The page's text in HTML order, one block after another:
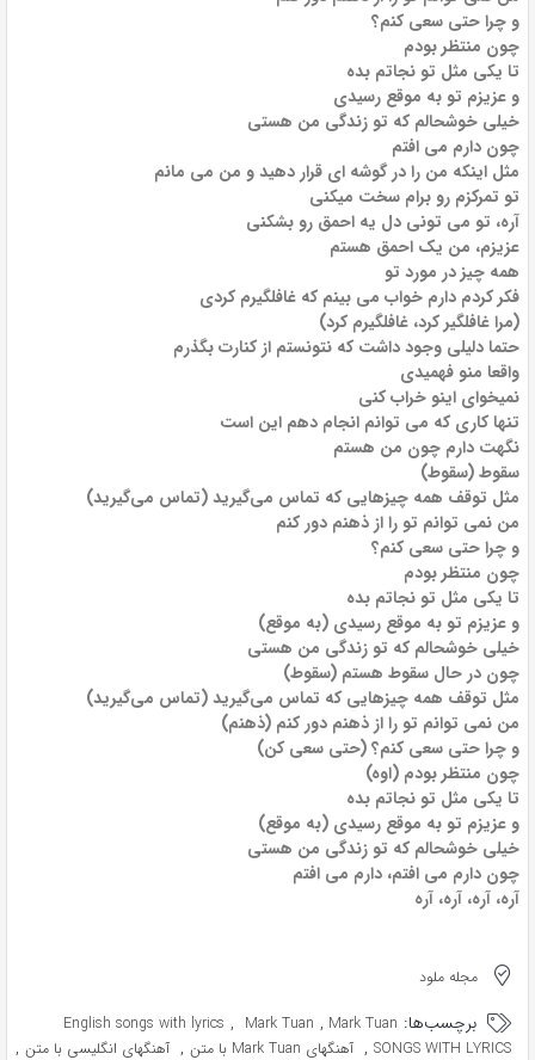
و چرا حتی سعی کنم؟
چون منتظر بودم
تا یکی مثل تو نجاتم بده
و عزیزم تو به موقع رسیدی
خیلی خوشحالم که تو زندگی من هستی
چون دارم می افتم
مثل اینکه من را در گوشه ای قرار دهید و من می مانم
تو تمرکزم رو برام سخت میکنی
آره، تو می تونی دل یه احمق رو بشکنی
عزیزم، من یک احمق هستم
همه چیز در مورد تو
فکر کردم دارم خواب می بینم که غافلگیرم کردی
(مرا غافلگیر کرد، غافلگیرم کرد)
حتما دلیلی وجود داشت که نتونستم از کنارت بگذرم
واقعا منو فهمیدی
نمیخوای اینو خراب کنی
تنها کاری که می توانم انجام دهم این است
نگهت دارم چون من هستم
سقوط (سقوط)
مثل توقف همه چیزهایی که تماس می‌گیرید (تماس می‌گیرید)
من نمی توانم تو را از ذهنم دور کنم
و چرا حتی سعی کنم؟
چون منتظر بودم
تا یکی مثل تو نجاتم بده
و عزیزم تو به موقع رسیدی (به موقع)
خیلی خوشحالم که تو زندگی من هستی
چون در حال سقوط هستم (سقوط)
مثل توقف همه چیزهایی که تماس می‌گیرید (تماس می‌گیرید)
من نمی توانم تو را از ذهنم دور کنم (ذهنم)
و چرا حتی سعی کنم؟ (حتی سعی کن)
چون منتظر بودم (اوه)
تا یکی مثل تو نجاتم بده
و عزیزم تو به موقع رسیدی (به موقع)
خیلی خوشحالم که تو زندگی من هستی
چون دارم می افتم، دارم می افتم
آره، آره، آره، آره
مجله ملود
برچسب‌ها: English songs with lyrics , Mark Tuan , Mark Tuan
SONGS WITH LYRICS
, آهنگهای Mark Tuan با متن , آهنگهای انگلیسی با متن ,